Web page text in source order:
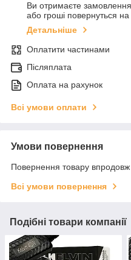
Ви отримаєте замовлення
або гроші повернуться
Детальніше
Оплатити частинами
Післяплата
Оплата на рахунок
Всі умови оплати
Умови повернення
Повернення товару
Всі умови повернення
Подібні товари компанії